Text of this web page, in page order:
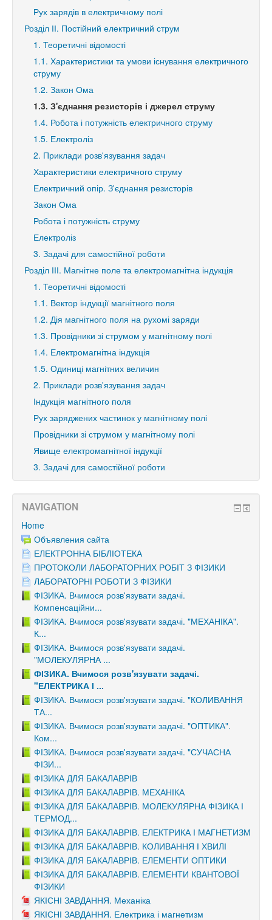
Рух зарядів в електричному полі
Розділ ІІ. Постійний електричний струм
1. Теоретичні відомості
1.1. Характеристики та умови існування електричного
струму
1.2. Закон Ома
1.3. З'єднання резисторів і джерел струму
1.4. Робота і потужність електричного струму
1.5. Електроліз
2. Приклади розв'язування задач
Характеристики електричного струму
Електричний опір. З'єднання резисторів
Закон Ома
Робота і потужність струму
Електроліз
3. Задачі для самостійної роботи
Розділ ІІІ. Магнітне поле та електромагнітна індукція
1. Теоретичні відомості
1.1. Вектор індукції магнітного поля
1.2. Дія магнітного поля на рухомі заряди
1.3. Провідники зі струмом у магнітному полі
1.4. Електромагнітна індукція
1.5. Одиниці магнітних величин
2. Приклади розв'язування задач
Індукція магнітного поля
Рух заряджених частинок у магнітному полі
Провідники зі струмом у магнітному полі
Явище електромагнітної індукції
3. Задачі для самостійної роботи
NAVIGATION
Home
Объявления сайта
ЕЛЕКТРОННА БІБЛІОТЕКА
ПРОТОКОЛИ ЛАБОРАТОРНИХ РОБІТ З ФІЗИКИ
ЛАБОРАТОРНІ РОБОТИ З ФІЗИКИ
ФІЗИКА. Вчимося розв'язувати задачі.
Компенсаційни...
ФІЗИКА. Вчимося розв'язувати задачі. "МЕХАНІКА".
К...
ФІЗИКА. Вчимося розв'язувати задачі.
"МОЛЕКУЛЯРНА ...
ФІЗИКА. Вчимося розв'язувати задачі.
"ЕЛЕКТРИКА І ...
ФІЗИКА. Вчимося розв'язувати задачі. "КОЛИВАННЯ
ТА...
ФІЗИКА. Вчимося розв'язувати задачі. "ОПТИКА".
Ком...
ФІЗИКА. Вчимося розв'язувати задачі. "СУЧАСНА
ФІЗИ...
ФІЗИКА ДЛЯ БАКАЛАВРІВ
ФІЗИКА ДЛЯ БАКАЛАВРІВ. МЕХАНІКА
ФІЗИКА ДЛЯ БАКАЛАВРІВ. МОЛЕКУЛЯРНА ФІЗИКА І
ТЕРМОД...
ФІЗИКА ДЛЯ БАКАЛАВРІВ. ЕЛЕКТРИКА І МАГНЕТИЗМ
ФІЗИКА ДЛЯ БАКАЛАВРІВ. КОЛИВАННЯ І ХВИЛІ
ФІЗИКА ДЛЯ БАКАЛАВРІВ. ЕЛЕМЕНТИ ОПТИКИ
ФІЗИКА ДЛЯ БАКАЛАВРІВ. ЕЛЕМЕНТИ КВАНТОВОЇ
ФІЗИКИ
ЯКІСНІ ЗАВДАННЯ. Механіка
ЯКІСНІ ЗАВДАННЯ. Електрика і магнетизм